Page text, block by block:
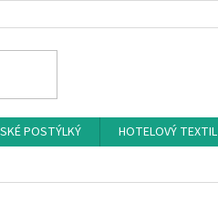
POSTÝLKÝ HOTELOVÝ TEXTIL